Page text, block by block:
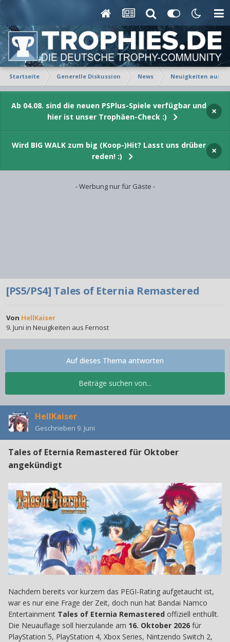
Startseite Generelle Diskussion News Neuigkeiten aus
Ab 04.08. sind die neuen PSPlus-Spiele verfügbar und
hier ist unser Trophäen-Check :)
×
Wird BIG WALK zum big (Koop-)Hit? Lasst uns drüber
reden! :)
×
- Werbung nur für Gäste -
[PS5/PS4] Tales of Eternia Remastered
Von HellKaiser
9. Juni in Neuigkeiten aus Fernost
Beiträge suchen von...
Auf dieses Thema antworten
HellKaiser
Geschrieben 9. Juni
Tales of Eternia Remastered für Oktober
angekündigt
Nachdem bereits vor kurzem das PEGI-Rating aufgetaucht ist,
war es nur eine Frage der Zeit, doch nun hat Bandai Namco
Entertainment Tales of Eternia Remastered offiziell enthüllt.
Die Neuauflage soll hierzulande am 16. Oktober 2026 für
PlayStation 5, PlayStation 4, Xbox Series, Nintzendo Switch 2,